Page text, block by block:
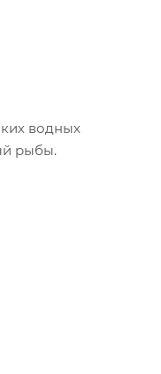
водных
рыбы.